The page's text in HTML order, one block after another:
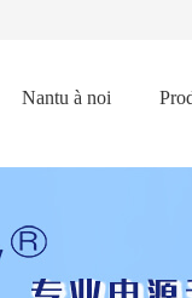
Nantu à noi